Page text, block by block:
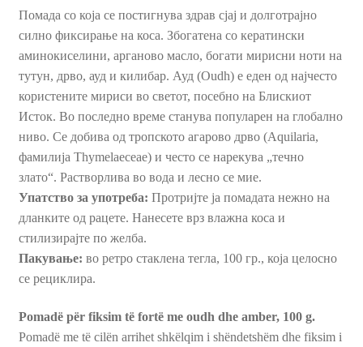
Помада со која се постигнува здрав сјај и долготрајно
силно фиксирање на коса. Збогатена со кератински
аминокиселини, арганово масло, богати мирисни ноти на
тутун, дрво, ауд и килибар. Ауд (Oudh) е еден од најчесто
користените мириси во светот, посебно на Блискиот
Исток. Во последно време станува популарен на глобално
ниво. Се добива од тропското агарово дрво (Aquilaria,
фамилија Thymelaeceae) и често се нарекува „течно
злато“. Растворлива во вода и лесно се мие.
Упатство за употреба: Протријте ја помадата нежно на
дланките од рацете. Нанесете врз влажна коса и
стилизирајте по желба.
Пакување: во ретро стаклена тегла, 100 гр., која целосно
се рециклира.
Pomadë për fiksim të fortë me oudh dhe amber, 100 g.
Pomadë me të cilën arrihet shkëlqim i shëndetshëm dhe fiksim i